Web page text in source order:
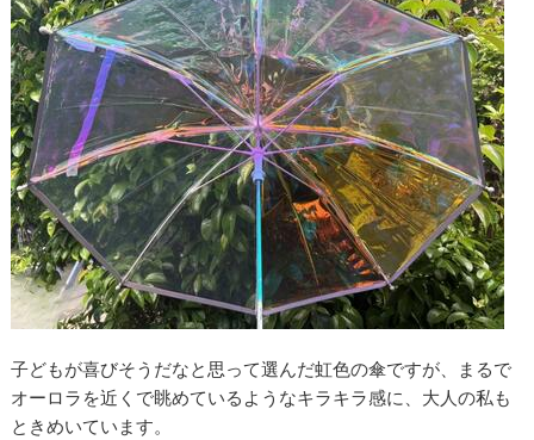
子どもが喜びそうだなと思って選んだ虹色の傘ですが、まるで
オーロラを近くで眺めているようなキラキラ感に、大人の私も
ときめいています。